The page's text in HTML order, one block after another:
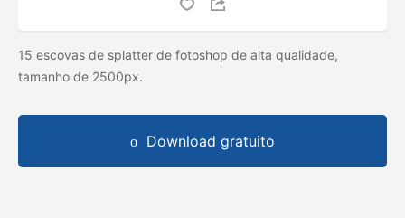
15 escovas de splatter de fotoshop de alta qualidade,
tamanho de 2500px.
Download gratuito